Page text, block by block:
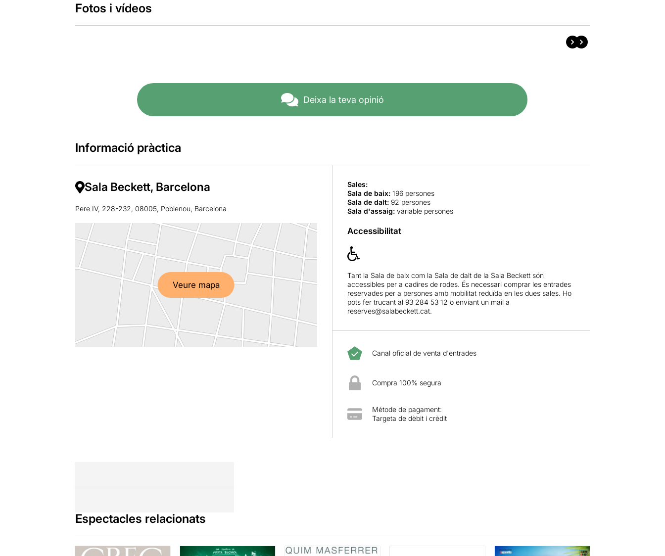
Fotos i vídeos
Deixa la teva opinió
Informació pràctica
Sala Beckett, Barcelona
Pere IV, 228-232, 08005, Poblenou, Barcelona
Veure mapa
Sales:
Sala de baix: 196 persones
Sala de dalt: 92 persones
Sala d'assaig: variable persones
Accessibilitat
Tant la Sala de baix com la Sala de dalt de la Sala Beckett són
accessibles per a cadires de rodes. És necessari comprar les entrades
reservades per a persones amb mobilitat reduïda en les dues sales. Ho
pots fer trucant al 93 284 53 12 o enviant un mail a
reserves@salabeckett.cat.
Canal oficial de venta d'entrades
Compra 100% segura
Métode de pagament:
Targeta de dèbit i crèdit
Espectacles relacionats